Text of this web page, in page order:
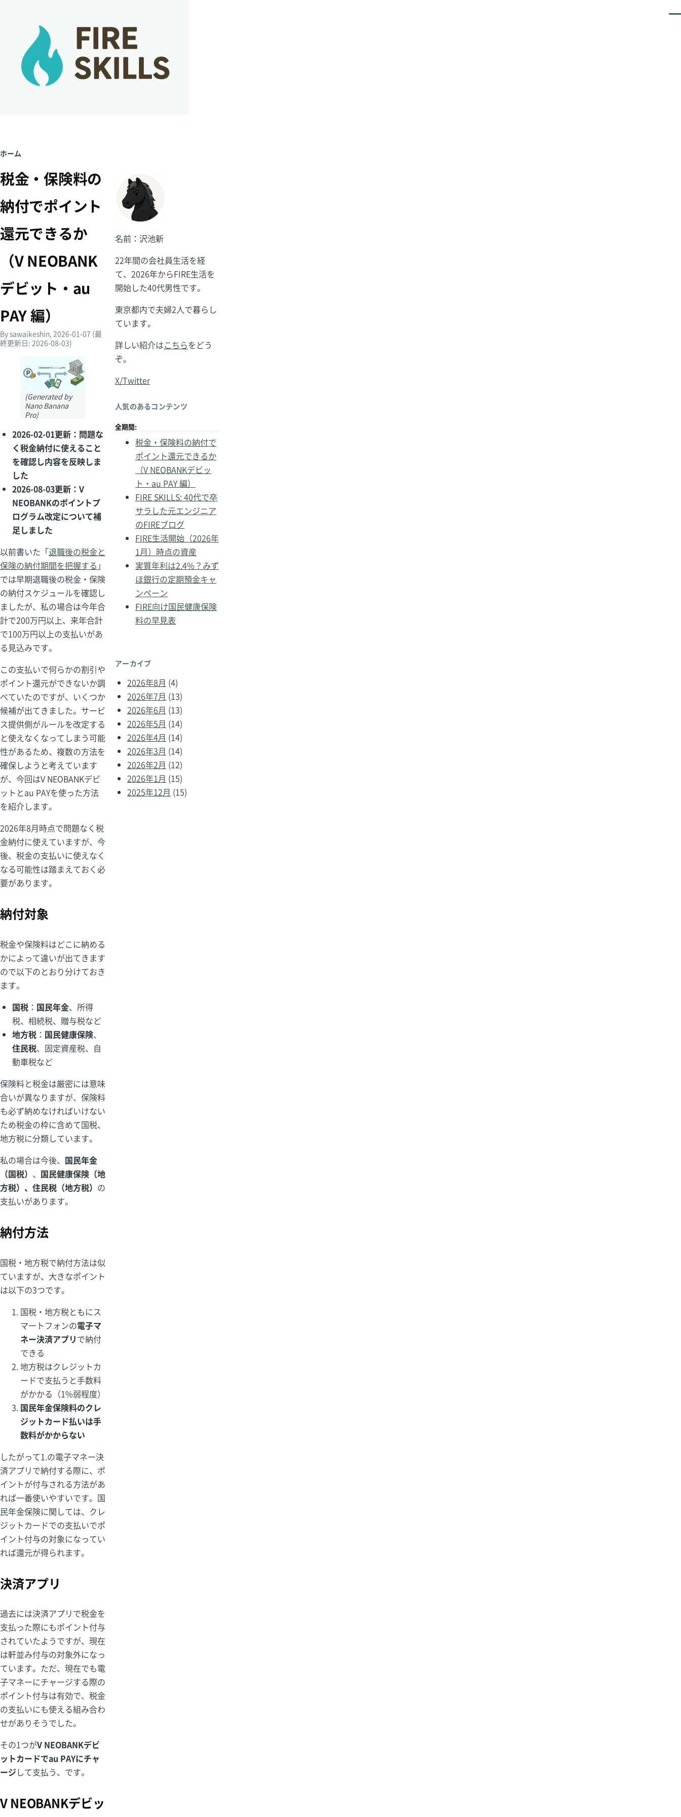
パ
ン
く
ず
ホーム
税金・保険料の
納付でポイント
還元できるか
（V NEOBANK
デビット・au
PAY 編）
Bysawaikeshin, 2026-01-07 (最
終更新日: 2026-08-03)
像
(Generated by
Nano Banana
Pro)
2026-02-01更新：問題な
く税金納付に使えること
を確認し内容を反映しま
した
2026-08-03更新：V
NEOBANKのポイントプ
ログラム改定について補
足しました
以前書いた「退職後の税金と
保険の納付期間を把握する 」
では早期退職後の税金・保険
の納付スケジュールを確認し
ましたが、私の場合は今年合
計で200万円以上、来年合計
で100万円以上の支払いがあ
る見込みです。
この支払いで何らかの割引や
ポイント還元ができないか調
べていたのですが、いくつか
候補が出てきました。サービ
ス提供側がルールを改定する
と使えなくなってしまう可能
性があるため、複数の方法を
確保しようと考えています
が、今回はV NEOBANKデビ
ットとau PAYを使った方法
を紹介します。
2026年8月時点で問題なく税
金納付に使えていますが、今
後、税金の支払いに使えなく
なる可能性は踏まえておく必
要があります。
納付対象
税金や保険料はどこに納める
かによって違いが出てきます
ので以下のとおり分けておき
ます。
国税 ： 国民年金、所得
税、相続税、贈与税など
地方税 ： 国民健康保険、
住民税、固定資産税、自
動車税など
保険料と税金は厳密には意味
合いが異なりますが、保険料
も必ず納めなければいけない
ため税金の枠に含めて国税、
地方税に分類しています。
私の場合は今後、 国民年金
（国税） 、 国民健康保険（地
方税）、住民税（地方税） の
支払いがあります。
納付方法
国税・地方税で納付方法は似
ていますが、大きなポイント
は以下の3つです。
国税・地方税ともにス
マートフォンの電子マ
ネー決済アプリで納付
できる
地方税はクレジットカ
ードで支払うと手数料
がかかる（1%弱程度）
国民年金保険料のクレ
ジットカード払いは手
数料がかからない
したがって1.の電子マネー決
済アプリで納付する際に、ポ
イントが付与される方法があ
れば一番使いやすいです。国
民年金保険に関しては、クレ
ジットカードでの支払いでポ
イント付与の対象になってい
れば還元が得られます。
決済アプリ
過去には決済アプリで税金を
支払った際にもポイント付与
されていたようですが、現在
は軒並み付与の対象外になっ
ています。ただ、現在でも電
子マネーにチャージする際の
ポイント付与は有効で、税金
の支払いにも使える組み合わ
せがありそうでした。
その1つがV NEOBANKデビ
ットカードでau PAYにチャ
ージして支払う、です。
V NEOBANKデビッ
名前：沢池新
22年間の会社員生活を経
て、2026年からFIRE生活を
開始した40代男性です。
東京都内で夫婦2人で暮らし
ています。
詳しい紹介はこちらをどう
ぞ。
X/Twitter
人気のあるコンテンツ
全期間:
税金・保険料の納付で
ポイント還元できるか
（V NEOBANKデビッ
ト・au PAY 編）
FIRE SKILLS: 40代で卒
サラした元エンジニア
のFIREブログ
FIRE生活開始（2026年
1月）時点の資産
実質年利は2.4%？みず
ほ銀行の定期預金キャ
ンペーン
FIRE向け国民健康保険
料の早見表
アーカイブ
2026年8月 (4)
2026年7月 (13)
2026年6月 (13)
2026年5月 (14)
2026年4月 (14)
2026年3月 (14)
2026年2月 (12)
2026年1月 (15)
2025年12月 (15)